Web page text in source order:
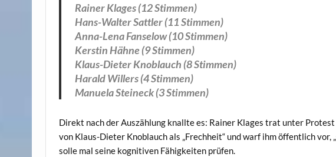
Rainer Klages (12 Stimmen)
Hans-Walter Sattler (11 Stimmen)
Anna-Lena Fanselow (10 Stimmen)
Kerstin Hähne (9 Stimmen)
Klaus-Dieter Knoblauch (8 Stimmen)
Harald Willers (4 Stimmen)
Manuela Steineck (3 Stimmen)
Direkt nach der Auszählung knallte es: Rainer Klages trat unter
von Klaus-Dieter Knoblauch als „Frechheit“ und warf ihm öffentlich vor,
solle mal seine kognitiven Fähigkeiten prüfen.